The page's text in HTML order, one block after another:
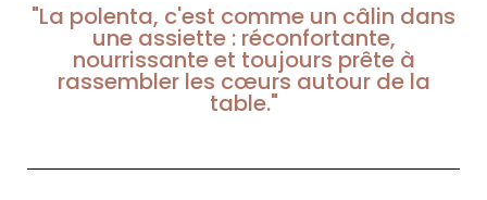
"La polenta, c'est comme un câlin dans
une assiette : réconfortante,
nourrissante et toujours prête à
rassembler les cœurs autour de la
table."